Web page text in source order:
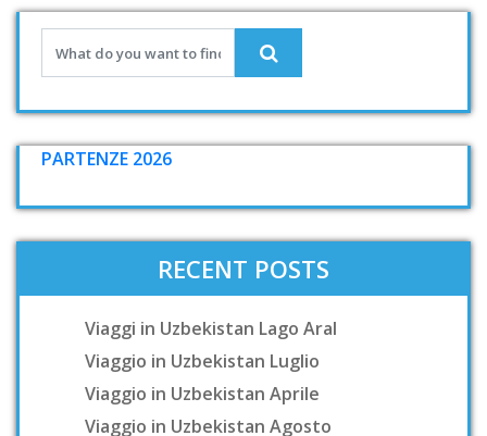
PARTENZE 2026
RECENT POSTS
Viaggi in Uzbekistan Lago Aral
Viaggio in Uzbekistan Luglio
Viaggio in Uzbekistan Aprile
Viaggio in Uzbekistan Agosto